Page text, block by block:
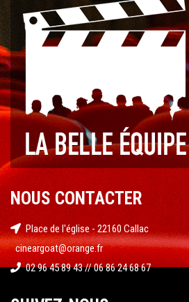
NOUS CONTACTER
Place de l'église - 22160 Callac
cineargoat@orange.fr
02 96 45 89 43 // 06 86 24 68 67